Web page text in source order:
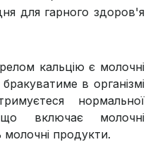
для гарного здоров'я
кальцію є молочні
в організмі
нормальної
що включає молочні
молочні продукти.